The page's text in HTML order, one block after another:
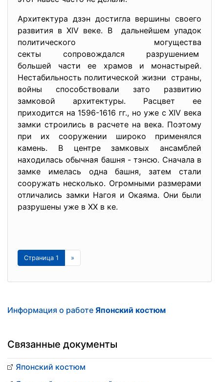
Архитектура дзэн достигла вершины своего
развития в XIV веке. В дальнейшем упадок
политического могущества
секты сопровождался разрушением
большей части ее храмов и монастырей.
Нестабильность политической жизни страны,
войны способствовали зато развитию
замковой архитектуры. Расцвет ее
приходится на 1596-1616 гг., но уже с XIV века
замки строились в расчете на века. Поэтому
при их сооружении широко применялся
камень. В центре замковых ансамблей
находилась обычная башня - тэнсю. Сначала в
замке имелась одна башня, затем стали
сооружать несколько. Огромными размерами
отличались замки Нагоя и Окаяма. Они были
разрушены уже в XX в ке.
Страница 1 »
Информация о работе Японский костюм
Связанные документы
Японский костюм